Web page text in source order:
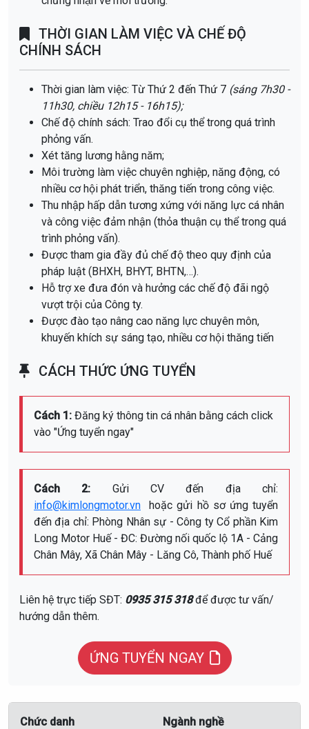
THỜI GIAN LÀM VIỆC VÀ CHẾ ĐỘ
CHÍNH SÁCH
Thời gian làm việc: Từ Thứ 2 đến Thứ 7 (sáng 7h30 -
11h30, chiều 12h15 - 16h15);
Chế độ chính sách: Trao đổi cụ thể trong quá trình
phỏng vấn.
Xét tăng lương hằng năm;
Môi trường làm việc chuyên nghiệp, năng động, có
nhiều cơ hội phát triển, thăng tiến trong công việc.
Thu nhập hấp dẫn tương xứng với năng lực cá nhân
và công việc đảm nhận (thỏa thuận cụ thể trong quá
trình phỏng vấn).
Được tham gia đầy đủ chế độ theo quy định của
pháp luật (BHXH, BHYT, BHTN,…).
Hỗ trợ xe đưa đón và hưởng các chế độ đãi ngộ
vượt trội của Công ty.
Được đào tạo nâng cao năng lực chuyên môn,
khuyến khích sự sáng tạo, nhiều cơ hội thăng tiến
CÁCH THỨC ỨNG TUYỂN
Cách 1: Đăng ký thông tin cá nhân bằng cách click
vào "Ứng tuyển ngay"
Cách 2: Gửi CV đến địa chỉ:
info@kimlongmotor.vn
hoặc gửi hồ sơ ứng tuyển
đến địa chỉ: Phòng Nhân sự - Công ty Cổ phần Kim
Long Motor Huế - ĐC: Đường nối quốc lộ 1A - Cảng
Chân Mây, Xã Chân Mây - Lăng Cô, Thành phố Huế
Liên hệ trực tiếp SĐT: 0935 315 318để được tư vấn/
hướng dẫn thêm.
ỨNG TUYỂN NGAY
Chức danh Ngành nghề